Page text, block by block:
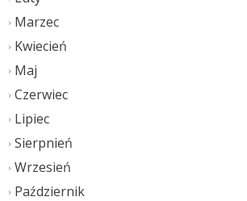
Marzec
Kwiecień
Maj
Czerwiec
Lipiec
Sierpnień
Wrzesień
Październik